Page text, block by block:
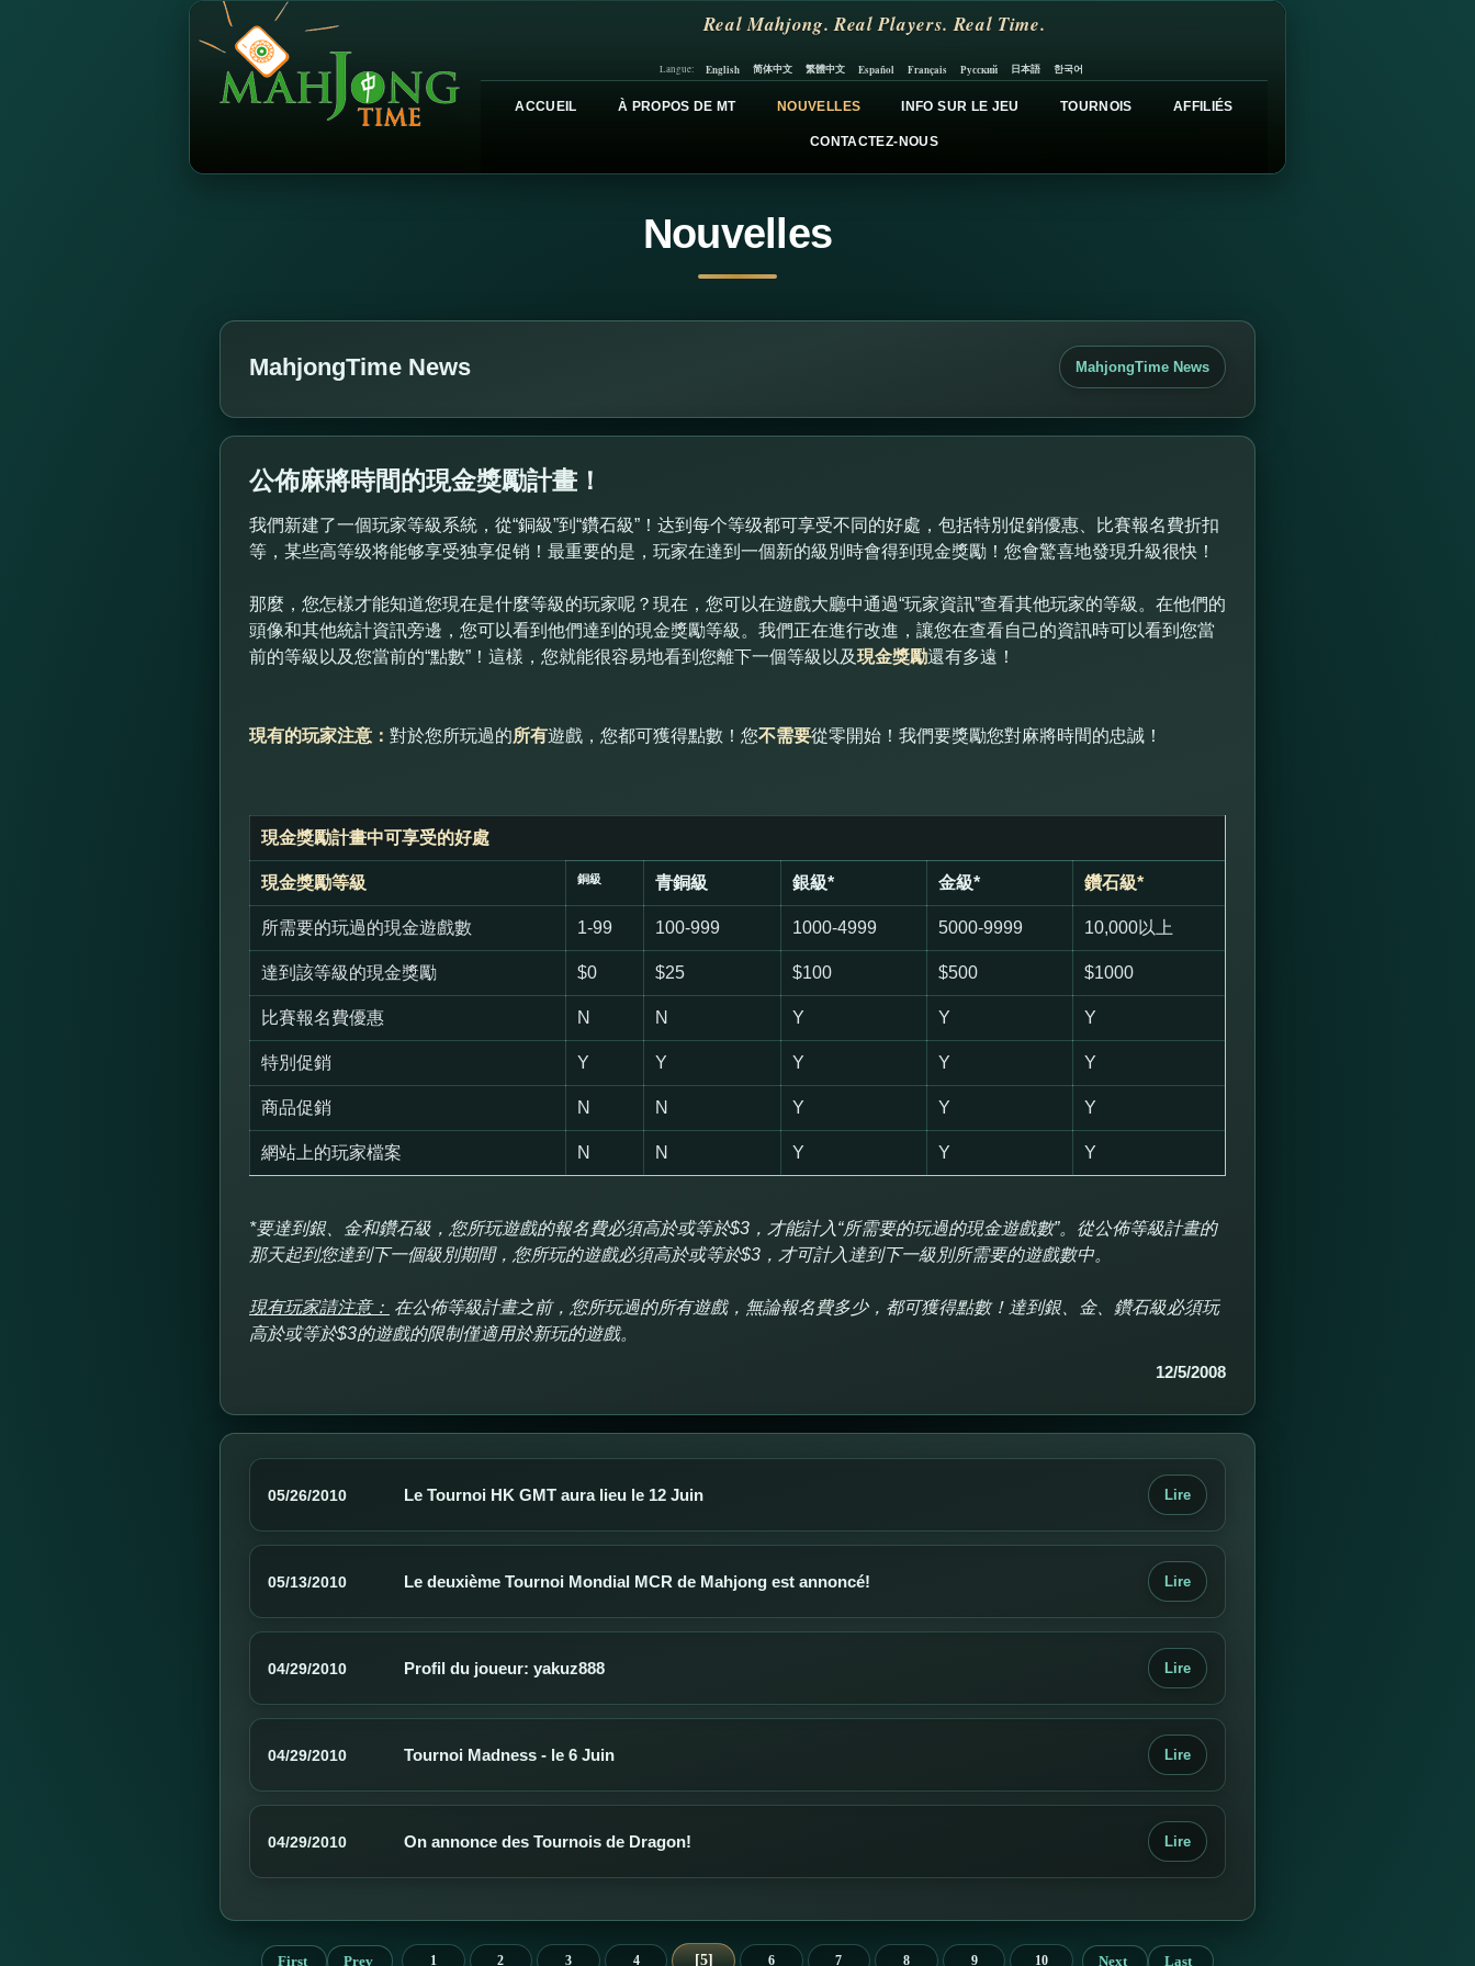
Real Mahjong. Real Players. Real Time.
Langue: English 简体中文 繁體中文 Español Français Русский 日本語 한국어
ACCUEIL À PROPOS DE MT NOUVELLES INFO SUR LE JEU TOURNOIS AFFILIÉS
CONTACTEZ-NOUS
Nouvelles
MahjongTime News MahjongTime News
公佈麻將時間的現金獎勵計畫！
我們新建了一個玩家等級系統，從“銅級”到“鑽石級”！达到每个等级都可享受不同的好處，包括特別促銷優惠、比賽報名費折扣
等，某些高等级将能够享受独享促销！最重要的是，玩家在達到一個新的級別時會得到現金獎勵！您會驚喜地發現升級很快！
那麼，您怎樣才能知道您現在是什麼等級的玩家呢？現在，您可以在遊戲大廳中通過“玩家資訊”查看其他玩家的等級。在他們的
頭像和其他統計資訊旁邊，您可以看到他們達到的現金獎勵等級。我們正在進行改進，讓您在查看自己的資訊時可以看到您當
前的等級以及您當前的“點數”！這樣，您就能很容易地看到您離下一個等級以及現金獎勵還有多遠！
現有的玩家注意： 對於您所玩過的所有遊戲，您都可獲得點數！您不需要從零開始！我們要獎勵您對麻將時間的忠誠！
現金獎勵計畫中可享受的好處
現金獎勵等級 銅級 青銅級 銀級* 金級* 鑽石級*
所需要的玩過的現金遊戲數 1-99 100-999 1000-4999 5000-9999 10,000以上
達到該等級的現金獎勵 $0 $25 $100 $500 $1000
比賽報名費優惠 N N Y Y Y
特別促銷 Y Y Y Y Y
商品促銷 N N Y Y Y
網站上的玩家檔案 N N Y Y Y
*要達到銀、金和鑽石級，您所玩遊戲的報名費必須高於或等於$3，才能計入“所需要的玩過的現金遊戲數”。從公佈等級計畫的
那天起到您達到下一個級別期間，您所玩的遊戲必須高於或等於$3，才可計入達到下一級別所需要的遊戲數中。
現有玩家請注意： 在公佈等級計畫之前，您所玩過的所有遊戲，無論報名費多少，都可獲得點數！達到銀、金、鑽石級必須玩
高於或等於$3的遊戲的限制僅適用於新玩的遊戲。
12/5/2008
05/26/2010 Le Tournoi HK GMT aura lieu le 12 Juin Lire
05/13/2010 Le deuxième Tournoi Mondial MCR de Mahjong est annoncé! Lire
04/29/2010 Profil du joueur: yakuz888 Lire
04/29/2010 Tournoi Madness - le 6 Juin Lire
04/29/2010 On annonce des Tournois de Dragon! Lire
First Prev 1 2 3 4 5 6 7 8 9 10 Next Last